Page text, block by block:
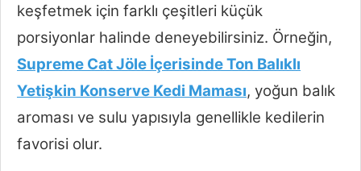
keşfetmek için farklı çeşitleri küçük
porsiyonlar halinde deneyebilirsiniz. Örneğin,
Supreme Cat Jöle İçerisinde Ton Balıklı
Yetişkin Konserve Kedi Maması, yoğun balık
aroması ve sulu yapısıyla genellikle kedilerin
favorisi olur.